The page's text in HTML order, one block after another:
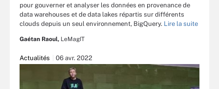
pour gouverner et analyser les données en provenance de
data warehouses et de data lakes répartis sur différents
clouds depuis un seul environnement, BigQuery. Lire la suite
Gaétan Raoul, LeMagIT
Actualités 06 avr. 2022